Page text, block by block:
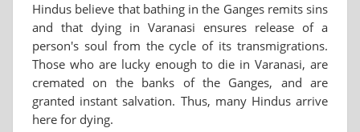
Hindus believe that bathing in the Ganges remits sins
and that dying in Varanasi ensures release of a
person's soul from the cycle of its transmigrations.
Those who are lucky enough to die in Varanasi, are
cremated on the banks of the Ganges, and are
granted instant salvation. Thus, many Hindus arrive
here for dying.